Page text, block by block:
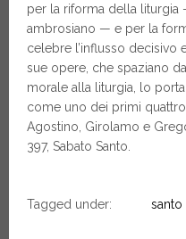
per la riforma della
ambrosiano — e per la
celebre l’influsso decisivo
sue opere, che spaziano
morale alla liturgia, lo
come uno dei primi
Agostino, Girolamo e
397, Sabato Santo.
Tagged under: